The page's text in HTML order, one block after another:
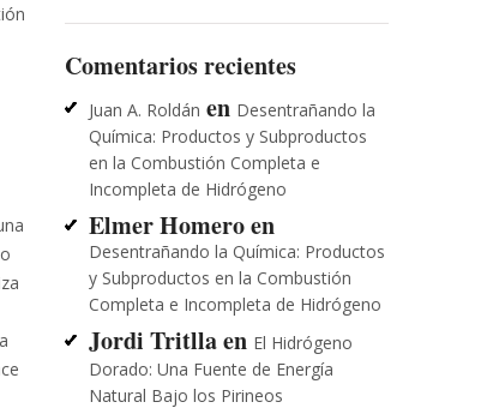
Comentarios recientes
Juan A. Roldán en Desentrañando la
Química: Productos y Subproductos
en la Combustión Completa e
Incompleta de Hidrógeno
Elmer Homeroen
Desentrañando la Química: Productos
y Subproductos en la Combustión
Completa e Incompleta de Hidrógeno
Jordi Tritllaen El Hidrógeno
Dorado: Una Fuente de Energía
Natural Bajo los Pirineos